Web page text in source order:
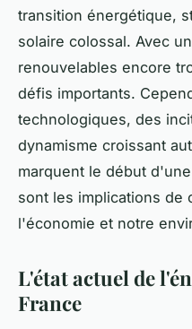
transition énergétique,
solaire colossal. Avec
renouvelables encore
défis importants.
technologiques, des
dynamisme croissant
marquent le début
sont les implications de
l'économie et notre
L'état actuel de
France